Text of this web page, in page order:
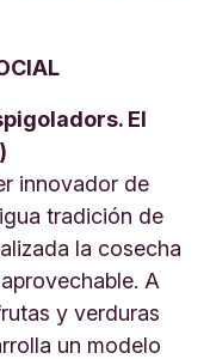
El
innovador de
tradición de
la cosecha
A
y verduras
un modelo